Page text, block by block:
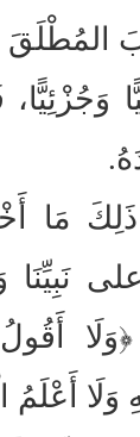
مَا
نَبِيِّنَا
﴿وَلَا
وَلَا أَعْلَمُ